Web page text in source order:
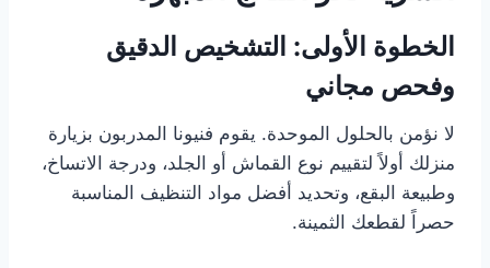
الخطوة الأولى: التشخيص الدقيق
وفحص مجاني
لا نؤمن بالحلول الموحدة. يقوم فنيونا المدربون بزيارة
منزلك أولاً لتقييم نوع القماش أو الجلد، ودرجة الاتساخ،
وطبيعة البقع، وتحديد أفضل مواد التنظيف المناسبة
حصراً لقطعك الثمينة.